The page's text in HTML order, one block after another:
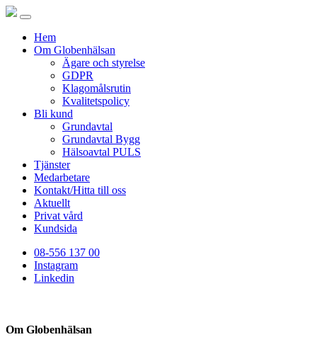
Hem
Om Globenhälsan
Ägare och styrelse
GDPR
Klagomålsrutin
Kvalitetspolicy
Bli kund
Grundavtal
Grundavtal Bygg
Hälsoavtal PULS
Tjänster
Medarbetare
Kontakt/Hitta till oss
Aktuellt
Privat vård
Kundsida
08-556 137 00
Instagram
Linkedin
Om Globenhälsan